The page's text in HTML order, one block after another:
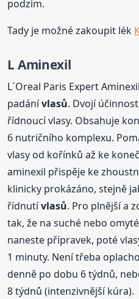
podzim.
Tady je možné zakoupit lék
L Aminexil
L´Oreal Paris Expert
padánívlasů. Dvojí
řídnoucí vlasy. Obsahuje
6 nutričního komplexu.
vlasy od kořínků až ke
aminexil přispěje ke
klinicky prokázáno, stejně
řídnutívlasů. Pro plnější a
tak, že na suché nebo
naneste přípravek, poté
1 minuty. Není třeba
denně po dobu 6 týdnů,
8 týdnů (intenzivnější kúra).